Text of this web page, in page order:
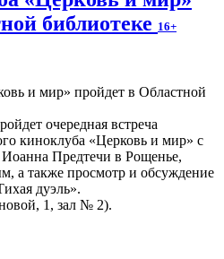
библиотеке 16+
очередная встреча
киноклуба «Церковь и мир» с
Иоанна Предтечи в Рощенье,
а также просмотр и обсуждение
дуэль».
1, зал № 2).